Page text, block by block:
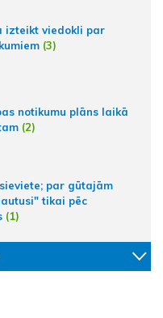
izteikt viedokli par
(3)
notikumu plāns laikā
(2)
par gūtajām
tikai pēc
(1)